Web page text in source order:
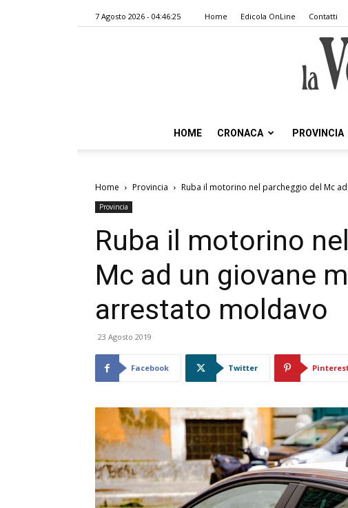
7 Agosto 2026 - 04:46:25 Home Edicola OnLine Contatti
HOME CRONACA PROVINCIA
Home Provincia Ruba il motorino nel parcheggio del Mc
Provincia
Ruba il motorino
Mc ad un giovane
arrestato moldavo
23 Agosto 2019
Facebook Twitter